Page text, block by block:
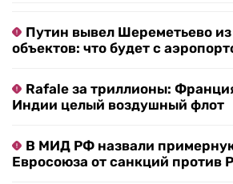
Путин вывел Шереметьево из
объектов: что будет с
Rafale за триллионы:
Индии целый воздушный флот
В МИД РФ назвали
Евросоюза от санкций против